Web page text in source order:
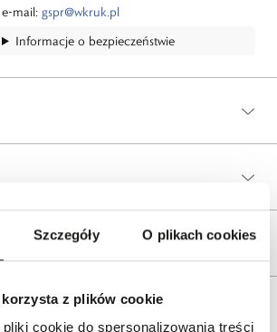
Szczegóły O plikach cookies
z plików cookie
cookie do spersonalizowania treści
e-mail: gspr@wkruk.pl
Informacje o bezpieczeństwie